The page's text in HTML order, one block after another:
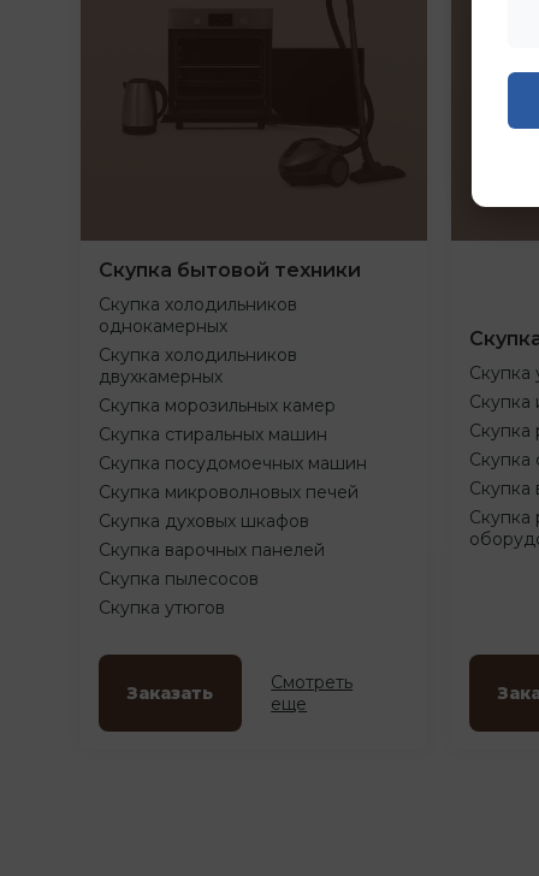
Скупка бытовой техники
Скупка холодильников
однокамерных
Скупка холодильников
двухкамерных
Скупка морозильных камер
Скупка стиральных машин
Скупка посудомоечных машин
Скупка микроволновых печей
Скупка духовых шкафов
Скупка варочных панелей
Скупка пылесосов
Скупка утюгов
Заказать
Смотреть
еще
Скупка
Скупка
Скупка
Скупка
Скупка
Скупка